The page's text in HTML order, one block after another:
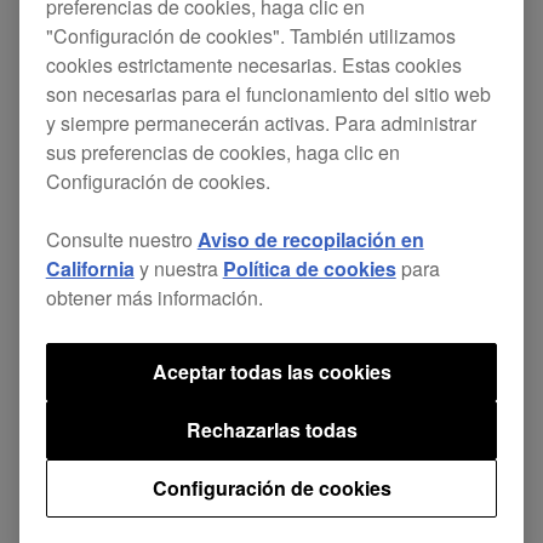
para Windows (Ver.1.000)
para Mac (Ver.1.0.0)
Se ha lanzado un driver delXDJ-RR.
Compartir
preferencias de cookies, haga clic en
"Configuración de cookies". También utilizamos
cookies estrictamente necesarias. Estas cookies
son necesarias para el funcionamiento del sitio web
y siempre permanecerán activas. Para administrar
sus preferencias de cookies, haga clic en
Configuración de cookies.
Consulte nuestro Aviso de recopilación en
Californiay nuestra Política de cookiespara
obtener más información.
Configuración de cookies
Rechazarlas todas
Aceptar todas las cookies